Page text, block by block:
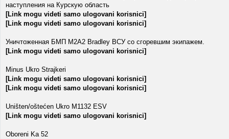
наступления на Курскую область
[Link mogu videti samo ulogovani korisnici]
[Link mogu videti samo ulogovani korisnici]
Уничтоженная БМП М2А2 Bradley ВСУ со сгоревшим экипажем.
[Link mogu videti samo ulogovani korisnici]
Minus Ukro Strajkeri
[Link mogu videti samo ulogovani korisnici]
[Link mogu videti samo ulogovani korisnici]
Uništen/oštećen Ukro M1132 ESV
[Link mogu videti samo ulogovani korisnici]
Oboreni Ka 52